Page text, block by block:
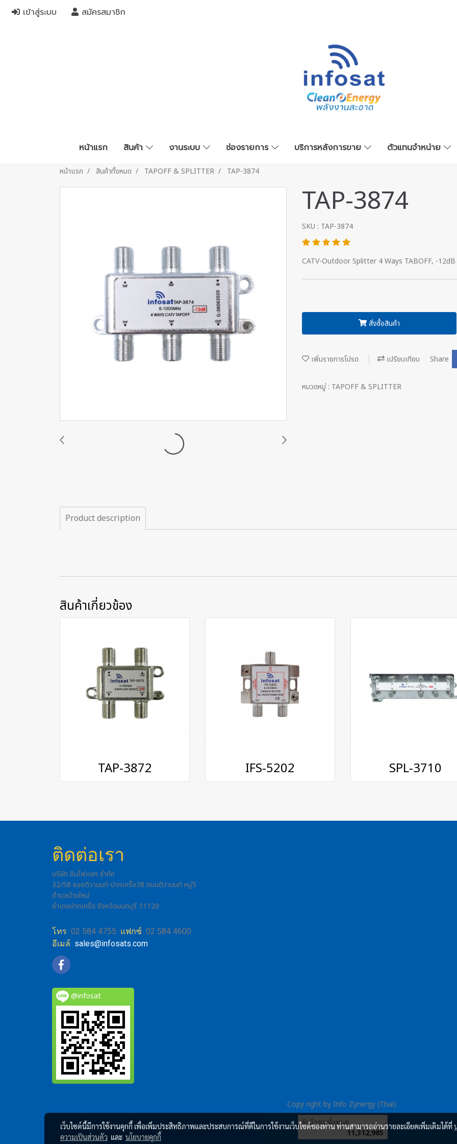
เข้าสู่ระบบ สมัครสมาชิก
หน้าแรก สินค้า งานระบบ ช่องรายการ บริการหลังการขาย ตัวแทนจำหน่าย
หน้าแรก สินค้าทั้งหมด TAPOFF & SPLITTER TAP-3874
TAP-3874
SKU : TAP-3874
CATV-Outdoor Splitter 4 Ways TABOFF, -12dB
สั่งซื้อสินค้า
เพิ่มรายการโปรด เปรียบเทียบ Share
หมวดหมู่ : TAPOFF & SPLITTER
Product description
สินค้าเกี่ยวข้อง
TAP-3872 IFS-5202 SPL-3710
ติดต่อเรา
บริษัท อินโฟแซท จำกัด
32/58 ซอยติวานนท์-ปากเกร็ด38 ถนนติวานนท์ หมู่5
ตำบลบ้านใหม่
อำเภอปากเกร็ด จังหวัดนนทบุรี 11120
โทร 02 584 4755 แฟกซ์ 02 584 4600
อีเมล์ sales@infosats.com
@infosat
Copy right by Info Zynergy (Thai)
ผู้เข้าชมวันนี้ 1,051
Powered byMakeWebEasy.com
เว็บไซต์นี้มีการใช้งานคุกกี้ เพื่อเพิ่มประสิทธิภาพและประสบการณ์ที่ดีในการใช้งานเว็บไซต์ของท่าน ท่านสามารถอ่านรายละเอียดเพิ่มเติมได้ที่
ความเป็นส่วนตัว และ นโยบายคุกกี้